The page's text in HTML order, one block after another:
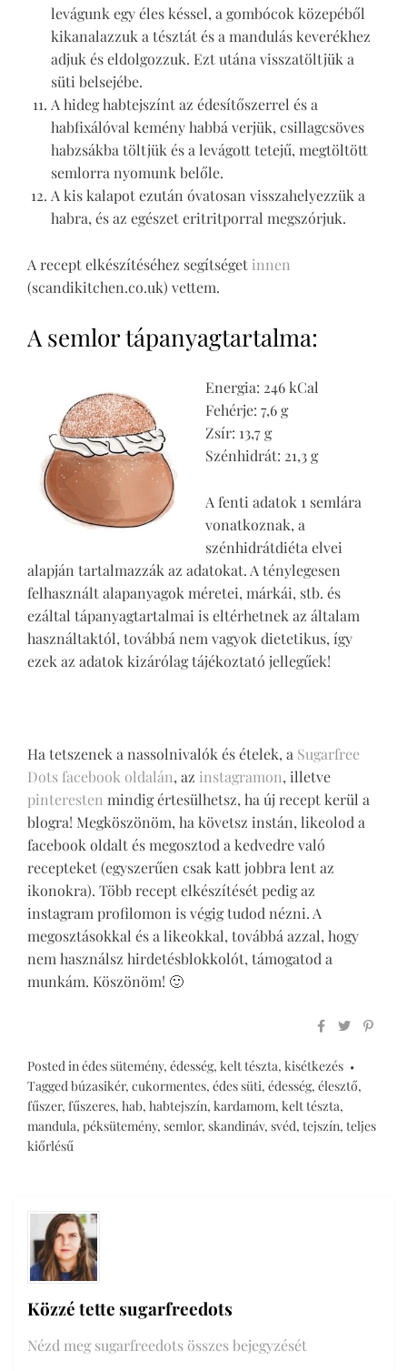
levágunk egy éles késsel, a gombócok közepéből
kikanalazzuk a tésztát és a mandulás keverékhez
adjuk és eldolgozzuk. Ezt utána visszatöltjük a
süti belsejébe.
A hideg habtejszínt az édesítőszerrel és a
habfixálóval kemény habbá verjük, csillagcsöves
habzsákba töltjük és a levágott tetejű, megtöltött
semlorra nyomunk belőle.
A kis kalapot ezután óvatosan visszahelyezzük a
habra, és az egészet eritritporral megszórjuk.
A recept elkészítéséhez segítséget innen
(scandikitchen.co.uk) vettem.
A semlor tápanyagtartalma:
Energia: 246 kCal
Fehérje: 7,6 g
Zsír: 13,7 g
Szénhidrát: 21,3 g
A fenti adatok 1 semlára
vonatkoznak, a
szénhidrátdiéta elvei
alapján tartalmazzák az adatokat. A ténylegesen
felhasznált alapanyagok méretei, márkái, stb. és
ezáltal tápanyagtartalmai is eltérhetnek az általam
használtaktól, továbbá nem vagyok dietetikus, így
ezek az adatok kizárólag tájékoztató jellegűek!
Ha tetszenek a nassolnivalók és ételek, a Sugarfree
Dots facebook oldalán, az instagramon, illetve
pinteresten mindig értesülhetsz, ha új recept kerül a
blogra! Megköszönöm, ha követsz instán, likeolod a
facebook oldalt és megosztod a kedvedre való
recepteket (egyszerűen csak katt jobbra lent az
ikonokra). Több recept elkészítését pedig az
instagram profilomon is végig tudod nézni. A
megosztásokkal és a likeokkal, továbbá azzal, hogy
nem használsz hirdetésblokkolót, támogatod a
munkám. Köszönöm! 🙂
Posted inédes sütemény, édesség, kelt tészta, kisétkezés
Taggedbúzasikér, cukormentes, édes süti, édesség, élesztő,
fűszer, fűszeres, hab, habtejszín, kardamom, kelt tészta,
mandula, péksütemény, semlor, skandináv, svéd, tejszín, teljes
kiőrlésű
Közzé tettesugarfreedots
Nézd meg sugarfreedots összes bejegyzését